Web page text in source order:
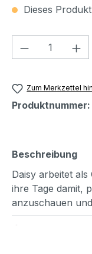
Dieses
Produkt
Zum Merkzettel
Produktnummer:
Beschreibung
Daisy arbeitet
ihre Tage damit,
anzuschauen